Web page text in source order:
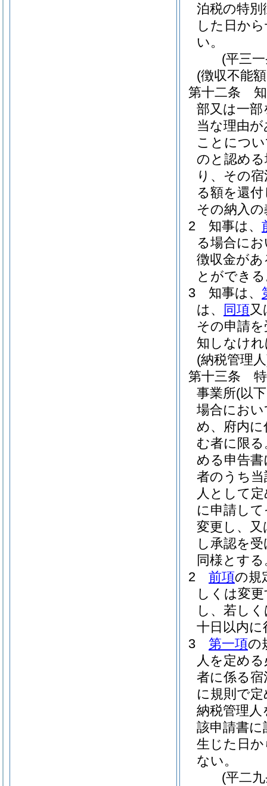
泊税の特
した日か
い。
(平三
(徴収不能
第十二条
部又は一
当な理由
ことにつ
のと認め
り、その
る額を還
その納入
2
知事は、
る場合に
徴収金が
とができ
3
知事は、
は、
同項又
その申請
知しなけ
(納税管理
第十三条
事業所(以
場合にお
め、府内
む者に限る
める申告
者のうち
人として
に申請し
変更し、
し承認を
同様とする
2
前項の規
しくは変
し、若し
十日以内
3
第一項の
人を定め
者に係る
に規則で
納税管理
該申請書
生じた日
ない。
(平二